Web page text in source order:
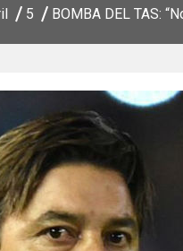
5 BOMBA DEL TAS: